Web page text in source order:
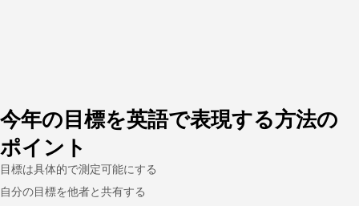
今年の目標を英語で表現する方法の
ポイント
目標は具体的で測定可能にする
自分の目標を他者と共有する